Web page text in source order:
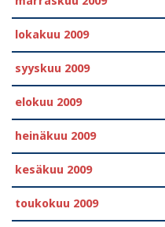
lokakuu 2009
syyskuu 2009
elokuu 2009
heinäkuu 2009
kesäkuu 2009
toukokuu 2009